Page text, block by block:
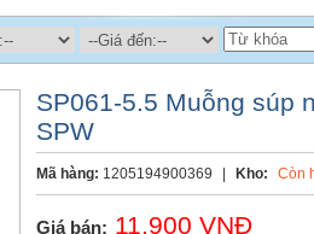
SP061-5.5 Muỗng súp
SPW
Mã hàng: 1205194900369 Kho: Còn
Giá bán: 11.900 VNĐ